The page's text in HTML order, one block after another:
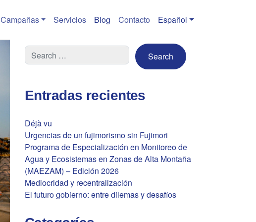
Campañas Servicios Blog Contacto Español
Entradas recientes
Déjà vu
Urgencias de un fujimorismo sin Fujimori
Programa de Especialización en Monitoreo de
Agua y Ecosistemas en Zonas de Alta Montaña
(MAEZAM) – Edición 2026
Mediocridad y recentralización
El futuro gobierno: entre dilemas y desafíos